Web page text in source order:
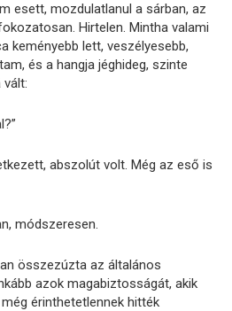
esett, mozdulatlanul a sárban, az
Hirtelen. Mintha valami
keményebb lett, veszélyesebb,
és a hangja jéghideg, szinte
abszolút volt. Még az eső is
módszeresen.
összezúzta az általános
azok magabiztosságát, akik
érinthetetlennek hitték